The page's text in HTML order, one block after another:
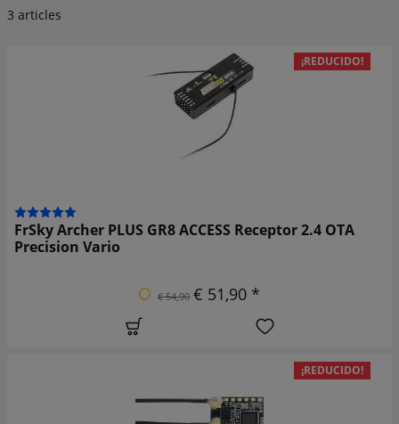
3 articles
¡REDUCIDO!
FrSky Archer PLUS GR8 ACCESS Receptor 2.4 OTA
Precision Vario
€ 54,90 € 51,90 *
¡REDUCIDO!